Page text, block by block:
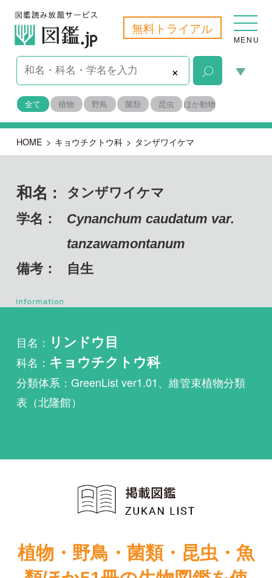
無料トライアル
MENU
×
全て 植物 野鳥 菌類 昆虫 ほか動物
学名： Cynanchum caudatum var.
備考： 自生
科名：キョウチクトウ科
表（北隆館）
植物・野鳥・菌類・昆虫・魚
類ほか51冊の生物図鑑を使
い放題
神奈川県植物誌
神奈川県植物誌